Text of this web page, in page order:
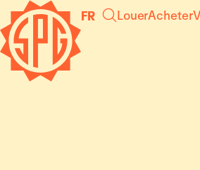
Panneau de gestion des cookies
FR LouerAcheter